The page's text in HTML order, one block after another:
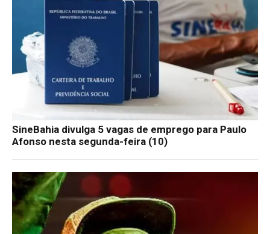
SineBahia divulga 5 vagas de emprego para Paulo
Afonso nesta segunda-feira (10)